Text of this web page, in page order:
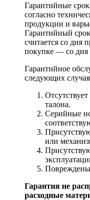
Гарантийные
согласно
продукции и
Гарантийный
считается со дня
покупке — со дня
Гарантийное
следующих
талона.
Серийные
или
Гарантия не
расходные